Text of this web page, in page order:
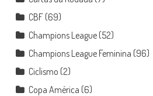
CBF(69)
Champions League(52)
Champions League Feminina (96)
Ciclismo (2)
Copa América (6)